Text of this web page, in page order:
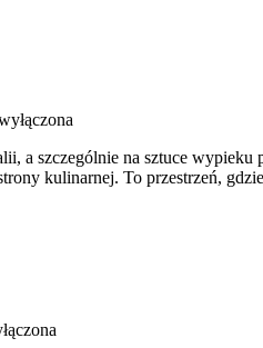
szczególnie na sztuce wypieku
kulinarnej. To przestrzeń,